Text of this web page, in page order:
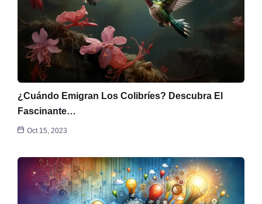
¿Cuándo Emigran Los Colibríes? Descubra El
Fascinante…
Oct 15, 2023